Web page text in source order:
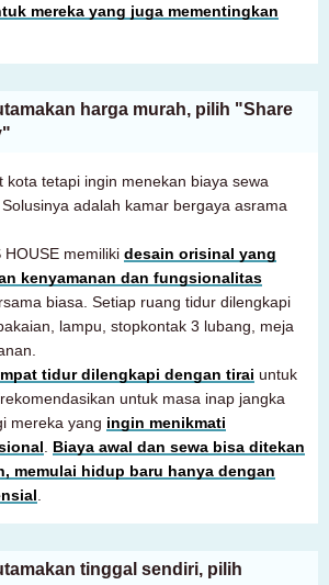
mereka yang juga mementingkan
harga murah, pilih "Share
kota tetapi ingin menekan biaya sewa
adalah kamar bergaya asrama
HOUSE memiliki desain orisinal yang
kenyamanan dan fungsionalitas
biasa. Setiap ruang tidur dilengkapi
lampu, stopkontak 3 lubang, meja
tidur dilengkapi dengan tirai untuk
untuk masa inap jangka
mereka yang ingin menikmati
Biaya awal dan sewa bisa ditekan
memulai hidup baru hanya dengan
tinggal sendiri, pilih
03-6712-4346